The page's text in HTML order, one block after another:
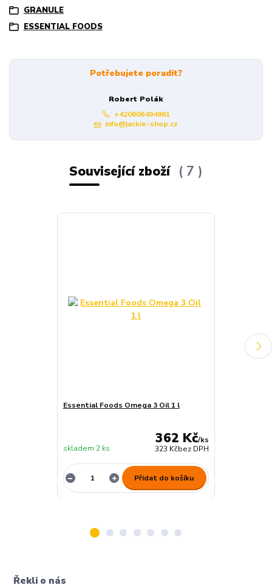
GRANULE
ESSENTIAL FOODS
Potřebujete poradit?
Robert Polák
+420606494961
info@jackie-shop.cz
Související zboží 7
Essential Foods Omega 3 Oil 1 l
362 Kč/ks
323 Kčbez DPH
skladem 2 ks
Přidat do košíku
Řekli o nás